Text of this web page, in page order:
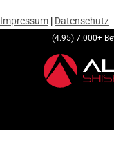
Impressum | Datenschutz
(4.95) 7.000+